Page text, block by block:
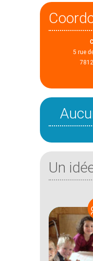
5 rue
Un